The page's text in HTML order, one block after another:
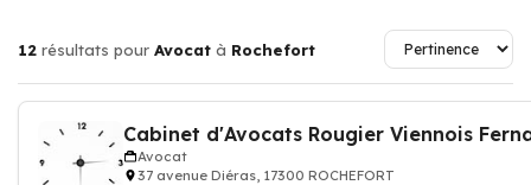
12 résultats pour Avocat à Rochefort
Cabinet d'Avocats Rougier Viennois
Avocat
37 avenue Diéras, 17300 ROCHEFORT